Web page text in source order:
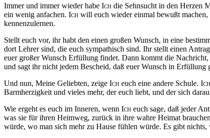
Immer und immer wieder habe Ich die Sehnsucht in den Herzen
ein wenig anfachen. Ich will euch wieder einmal bewußt
kennenzulernen.
Stellt euch vor, ihr habt den einen großen Wunsch, in eine
dort Lehrer sind, die euch sympathisch sind. Ihr stellt einen
euer großer Wunsch Erfüllung findet. Dann kommt die
und sagt ihr nicht jedem Bescheid, daß euer Wunsch in Erfüllung
Und nun, Meine Geliebten, zeige Ich euch eine andere Schule. Ich
Barmherzigkeit und vieles mehr, der euch liebt, und der sich
Wie ergeht es euch im Inneren, wenn Ich euch sage, daß jeder
was sie für ihren Heimweg, zurück in ihre wahre Heimat
würde, wo man sich mehr zu Hause fühlen würde. Es gibt